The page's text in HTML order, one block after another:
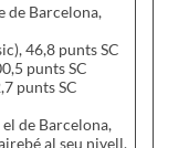
de Barcelona,
46,8 punts SC
punts SC
punts SC
de Barcelona,
al seu nivell,